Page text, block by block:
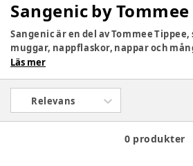
Sangenic by
Sangenic är en del av Tommee
muggar, nappflaskor, nappar och
barn. Sangenic är ett innovativt
enkelt och snabbt bli av med använda
och annat blöjavfall utan att behöva
varje gång.
Läs mer
Relevans
0 produkter